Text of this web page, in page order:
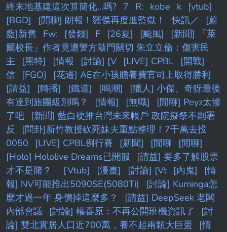
終末地基建這次算簡化...嗎? 7 R: kobe k
[vtub]
[BGD]
[閒聊] 朗報！羅傑再度進監獄！ 快訊／
[蔚
藍]新舊 Fw: [發錢] F [26夏] [颱風]
[新聞] 「萊
爾校長」作者竟遭警方敲門關切 朱立立倫：傷害民
主
[黑特] [情報 [討論] [V [LIVE] CPBL
[開戰]
信
[FGO]
[花邊] AE在小孩贍養費官司上取得勝利
[請益]
[轉播] [鐵道] [鳴潮]
[獵人] 小傑、奇犽最後
有達到旅團級別嗎？
[情報] [無職]
[閒聊] Peyz太慘
了吧
[新聞] 藍白硬推台灣未來帳戶 政院擬祭不副署
反
[問卦]新竹教授砍死妹夫重點整理！7千萬去投
0050
[LIVE] CPBL例行賽 [新聞] [閒聊
[閒聊]
[Holo] Hololive Dreams已開服
[請益] 要多了解股票
才不是賭？
［Vtub] [漫畫] [討論] [Vt [內鬼]
[情
報] NV可能推出5090SE(5080Ti)
[討論] Kuminga怎
麼才過一年 身價掉這麼多？
[請益] DeepSeek 老闆
內部會議
[討論] 權喜原：不再公開班機資訊了
[討
論] 雙北實居人口近700萬，養不起兩顆大巨蛋
[情